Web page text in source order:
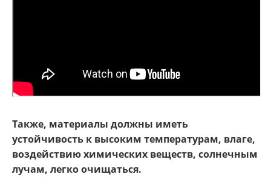
Также, материалы должны иметь
устойчивость к высоким температурам, влаге,
воздействию химических веществ, солнечным
лучам, легко очищаться.